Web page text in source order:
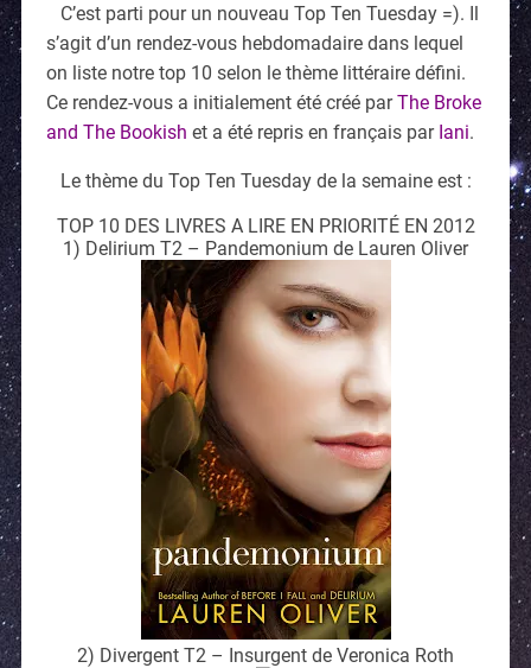
C’est parti pour un nouveau Top Ten Tuesday =). Il
s’agit d’un rendez-vous hebdomadaire dans lequel
on liste notre top 10 selon le thème littéraire défini.
Ce rendez-vous a initialement été créé parThe Broke
and The Bookish et a été repris en français par Iani.
Le thème du Top Ten Tuesday de la semaine est :
TOP 10 DES LIVRES A LIRE EN PRIORITÉ EN 2012
1) Delirium T2 – Pandemonium de Lauren Oliver
2) Divergent T2 – Insurgent de Veronica Roth